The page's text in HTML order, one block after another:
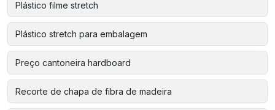
Plástico filme stretch
Plástico stretch para embalagem
Preço cantoneira hardboard
Recorte de chapa de fibra de madeira